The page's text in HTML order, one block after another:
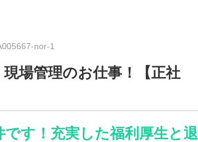
nor-1
現場管理のお仕事！【正社
す！充実した福利厚生と退